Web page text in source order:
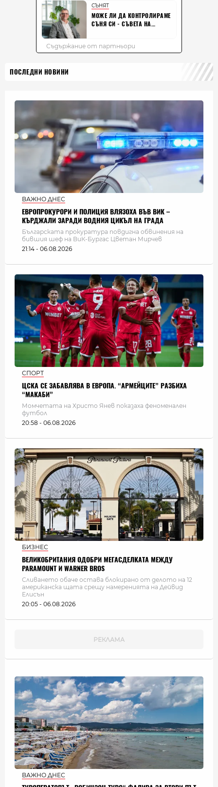
ПОСЛЕДНИ НОВИНИ
ВАЖНО ДНЕС
ЕВРОПРОКУРОРИ И ПОЛИЦИЯ ВЛЯЗОХА ВЪВ ВИК –
КЪРДЖАЛИ ЗАРАДИ ВОДНИЯ ЦИКЪЛ НА ГРАДА
Българската прокуратура повдигна обвинения на
бившия шеф на ВиК-Бургас Цветан Мирчев
21:14 - 06.08.2026
СПОРТ
ЦСКА СЕ ЗАБАВЛЯВА В ЕВРОПА. “АРМЕЙЦИТЕ” РАЗБИХА
“МАКАБИ”
Момчетата на Христо Янев показаха феноменален
футбол
20:58 - 06.08.2026
БИЗНЕС
ВЕЛИКОБРИТАНИЯ ОДОБРИ МЕГАСДЕЛКАТА МЕЖДУ
PARAMOUNT И WARNER BROS
Сливането обаче остава блокирано от делото на 12
американска щата срещу намеренията на Дейвид
Елисън
20:05 - 06.08.2026
ВАЖНО ДНЕС